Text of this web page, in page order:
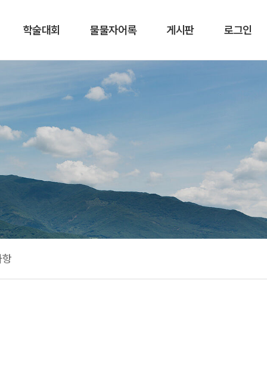
학술대회 물물자어록 게시판 로그인